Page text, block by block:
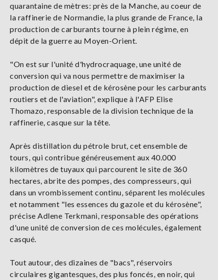
quarantaine de mètres: près de la Manche, au coeur de
la raffinerie de Normandie, la plus grande de France, la
production de carburants tourne à plein régime, en
dépit de la guerre au Moyen-Orient.
"On est sur l'unité d'hydrocraquage, une unité de
conversion qui va nous permettre de maximiser la
production de diesel et de kérosène pour les carburants
routiers et de l'aviation", explique à l'AFP Elise
Thomazo, responsable de la division technique de la
raffinerie, casque sur la tête.
Après distillation du pétrole brut, cet ensemble de
tours, qui contribue généreusement aux 40.000
kilomètres de tuyaux qui parcourent le site de 360
hectares, abrite des pompes, des compresseurs, qui
dans un vrombissement continu, séparent les molécules
et notamment "les essences du gazole et du kérosène",
précise Adlene Terkmani, responsable des opérations
d'une unité de conversion de ces molécules, également
casqué.
Tout autour, des dizaines de "bacs", réservoirs
circulaires gigantesques, des plus foncés, en noir, qui